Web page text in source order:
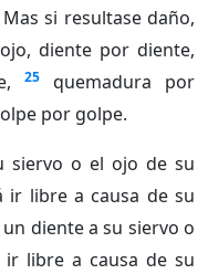
Mas si resultase daño,
diente por diente,
25
quemadura por
por golpe.
siervo o el ojo de su
ir libre a causa de su
diente a su siervo o
libre a causa de su